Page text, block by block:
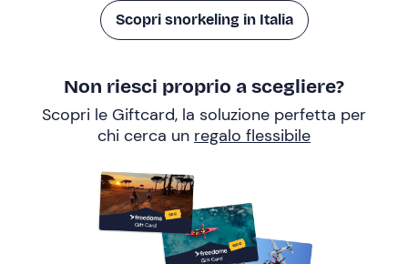
Scopri snorkeling in Italia
Non riesci proprio a scegliere?
Scopri le Giftcard, la soluzione perfetta per
chi cerca un regalo flessibile